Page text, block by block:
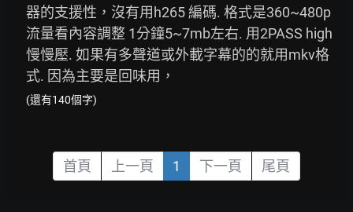
器的支援性，沒有用h265 編碼. 格式是360~480p
流量看內容調整 1分鐘5~7mb左右. 用2PASS high
慢慢壓. 如果有多聲道或外載字幕的的就用mkv格
式. 因為主要是回味用，
(還有140個字)
首頁 上一頁 1 下一頁 尾頁